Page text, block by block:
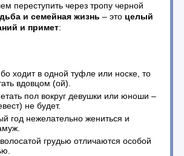
переступить через тропу черной
и семейная жизнь – это целый
и примет:
ходит в одной туфле или носке, то
вдовцом (ой).
пол вокруг девушки или юноши –
не будет.
год нежелательно жениться и
грудью отличаются особой